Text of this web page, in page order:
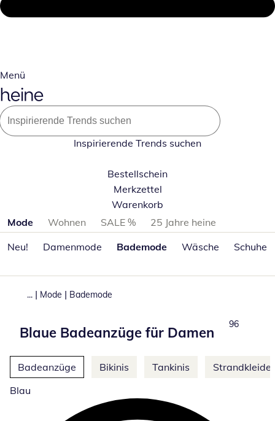
Menü
Inspirierende Trends suchen
Bestellschein
Merkzettel
Warenkorb
Produktkategorien überspringen
Mode Wohnen SALE %
25 Jahre heine
Neu!
Damenmode Bademode Wäsche Schuhe
... | Mode | Bademode
Blaue Badeanzüge für Damen
Total
96
Weitere Kategorien überspringen
Badeanzüge Bikinis Tankinis
Strandkleider
Blau